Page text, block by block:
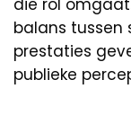
die rol
balans tussen
prestaties
publieke